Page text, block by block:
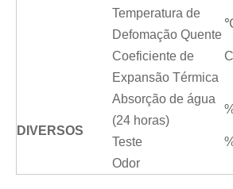
Temperatura de
Defomação Quente
Coeficiente de
Expansão Térmica
DIVERSOS
Absorção de água
(24 horas)
Teste
Odor